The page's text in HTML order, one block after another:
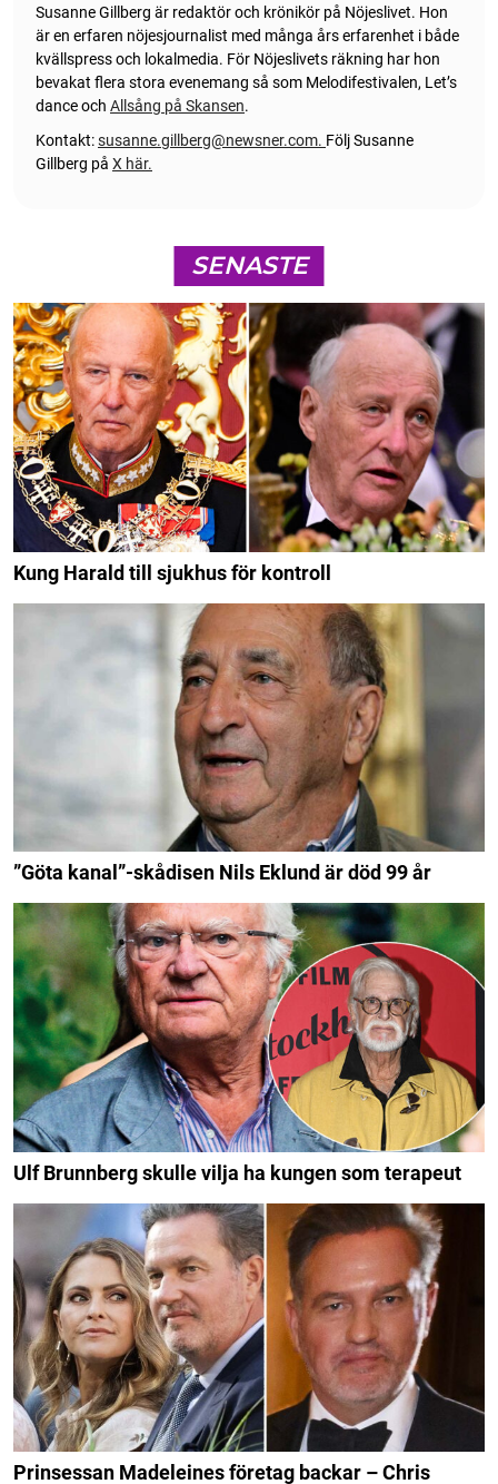
Susanne Gillberg är redaktör och krönikör på Nöjeslivet. Hon
är en erfaren nöjesjournalist med många års erfarenhet i både
kvällspress och lokalmedia. För Nöjeslivets räkning har hon
bevakat flera stora evenemang så som Melodifestivalen, Let’s
dance och Allsång på Skansen.
Kontakt:susanne.gillberg@newsner.com. Följ Susanne
Gillberg på X här.
SENASTE
Kung Harald till sjukhus för kontroll
”Göta kanal”-skådisen Nils Eklund är död 99 år
Ulf Brunnberg skulle vilja ha kungen som terapeut
Prinsessan Madeleines företag backar – Chris